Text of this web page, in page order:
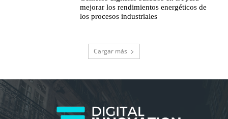
mejorar los rendimientos energéticos de
los procesos industriales
Cargar más